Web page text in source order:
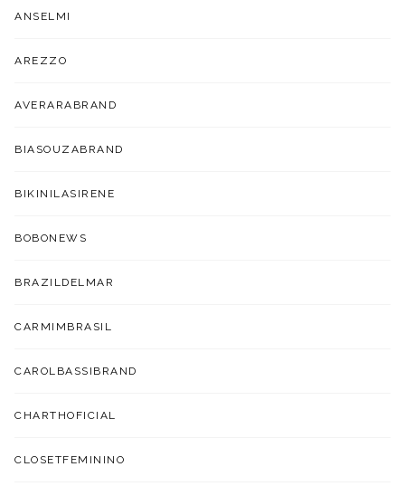
ANSELMI
AREZZO
AVERARABRAND
BIASOUZABRAND
BIKINILASIRENE
BOBONEWS
BRAZILDELMAR
CARMIMBRASIL
CAROLBASSIBRAND
CHARTHOFICIAL
CLOSETFEMININO